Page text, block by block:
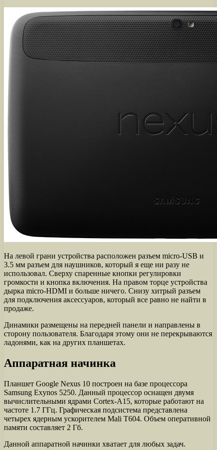
На левой грани устройства расположен разъем micro-USB и
3.5 мм разъем для наушников, который я еще ни разу не
использовал. Сверху спаренные кнопки регулировки
громкости и кнопка включения. На правом торце устройства
дырка micro-HDMI и больше ничего. Снизу хитрый разъем
для подключения аксессуаров, который все равно не найти в
продаже.
Динамики размещены на передней панели и направлены в
сторону пользователя. Благодаря этому они не перекрываются
ладонями, как на других планшетах.
Аппаратная начинка
Планшет Google Nexus 10 построен на базе процессора
Samsung Exynos 5250. Данный процессор оснащен двумя
вычислительными ядрами Cortex-A15, которые работают на
частоте 1.7 ГГц. Графическая подсистема представлена
четырех ядерным ускорителем Mali T604. Объем оперативной
памяти составляет 2 Гб.
Данной аппаратной начинки хватает для любых задач.